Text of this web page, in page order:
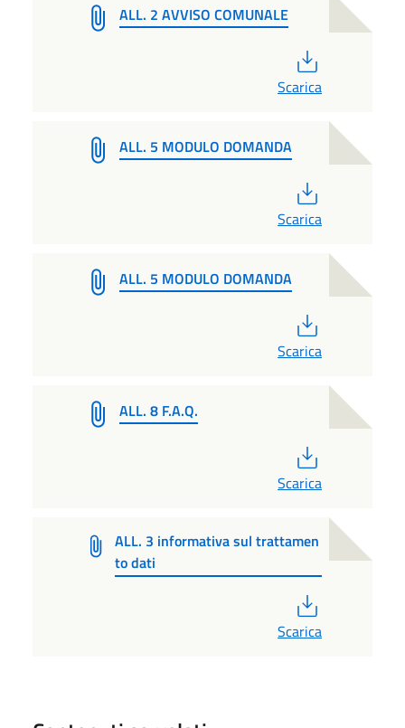
ALL. 2 AVVISO COMUNALE
Scarica
ALL. 5 MODULO DOMANDA
Scarica
ALL. 5 MODULO DOMANDA
Scarica
ALL. 8 F.A.Q.
Scarica
ALL. 3 informativa sul trattamen
to dati
Scarica